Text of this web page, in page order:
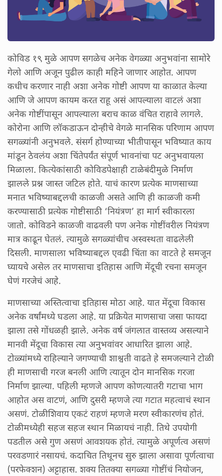
कोविड १९ मुळे आपण सगळेच अनेक वेगळ्या अनुभवांना सामोरे
गेलो आणि अजून पुढील काही महिने जाणार आहोत. आपण
कधीच करणार नाही अशा अनेक गोष्टी आपण या काळात केल्या
आणि जे आपण कायम करत राहू असं आपल्याला वाटलं अशा
अनेक गोष्टींपासून आपल्याला बराच काळ वंचित राहावे लागले.
कोरोना आणि लॉकडाऊन दोन्हीचे वेगळे मानसिक परिणाम आपण
सगळ्यांनी अनुभवले. संसर्ग होण्याच्या भीतीपासून भविष्यात काय
मांडून ठेवलंय अशा चिंतेपर्यंत संपूर्ण भावनांचा पट अनुभवायला
मिळाला. कित्येकांसाठी कोविडपेक्षाही टाळेबंदीमुळे निर्माण
झालले प्रश्न जास्त जटिल होते. याचं कारण प्रत्येक माणसाच्या
मनात भविष्याबद्दलची काळजी असते आणि ही काळजी कमी
करण्यासाठी प्रत्येक गोष्टीसाठी ‘नियंत्रण’ हा मार्ग स्वीकारला
जातो. कोविडने काळजी वाढवली पण अनेक गोष्टींवरील नियंत्रण
मात्र काढून घेतलं. त्यामुळे सगळ्यांचीच अस्वस्थता वाढलेली
दिसली. माणसाला भविष्याबद्दल एवढी चिंता का वाटते हे समजून
घ्यायचे असेल तर माणसाचा इतिहास आणि मेंदूची रचना समजून
घेणं गरजेचं आहे.
माणसाच्या अस्तित्वाचा इतिहास मोठा आहे. यात मेंदूचा विकास
अनेक वर्षांमध्ये घडला आहे. या प्रक्रियेत माणसाचा जसा फायदा
झाला तसे गोंधळही झाले. अनेक वर्ष जंगलात वास्तव्य असल्याने
मानवी मेंदूचा विकास त्या अनुभवांवर आधारित झाला आहे.
टोळ्यांमध्ये राहिल्याने जगण्याची शाश्वती वाढते हे समजल्याने टोळी
ही माणसाची गरज बनली आणि त्यातून दोन मानसिक गरजा
निर्माण झाल्या. पहिली म्हणजे आपण कोणत्यातरी गटाचा भाग
आहोत अस वाटणं, आणि दुसरी म्हणजे त्या गटात महत्वाचं स्थान
असणं. टोळीशिवाय एकटं राहणं म्हणजे मरण स्वीकारणंच होतं.
टोळीमध्येही सहज सहज स्थान मिळायचं नाही. तिथे उपयोगी
पडतील असे गुण असणं आवशयक होतं. त्यामुळे अपूर्णत्व असणं
परवडणारं नसायचं. कदाचित तिथूनच सुरु झाला असावा पूर्णत्वाचा
(परफेक्शन) अट्टाहास. शक्य तितक्या सगळ्या गोष्टींचं नियोजन,